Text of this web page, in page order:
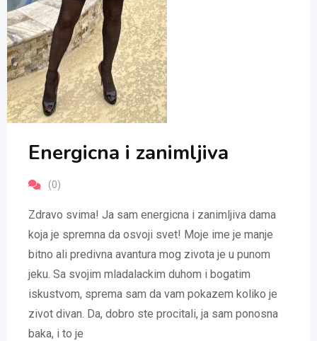
Energicna i zanimljiva
(0)
Zdravo svima! Ja sam energicna i zanimljiva dama
koja je spremna da osvoji svet! Moje ime je manje
bitno ali predivna avantura mog zivota je u punom
jeku. Sa svojim mladalackim duhom i bogatim
iskustvom, sprema sam da vam pokazem koliko je
zivot divan. Da, dobro ste procitali, ja sam ponosna
baka, i to je